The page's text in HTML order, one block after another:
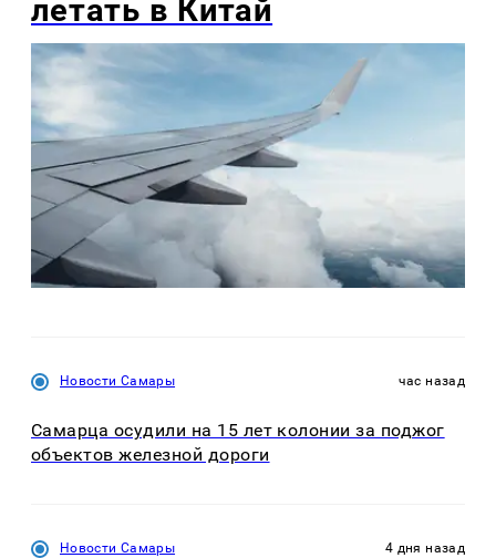
летать в Китай
Новости Самары час назад
Самарца осудили на 15 лет колонии за поджог
объектов железной дороги
Новости Самары 4 дня назад